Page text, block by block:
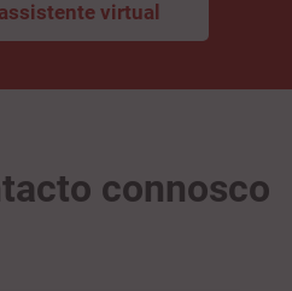
virtual
connosco